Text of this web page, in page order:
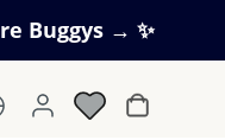
Buggys → ✨